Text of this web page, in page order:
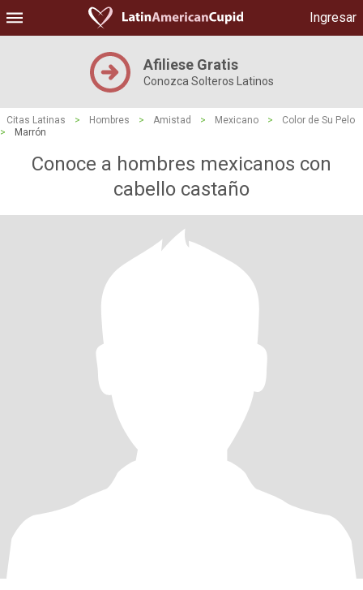
Ingresar
Afiliese Gratis
Conozca Solteros Latinos
Citas Latinas > Hombres > Amistad > Mexicano >
Color de Su Pelo
>
Marrón
Conoce a hombres mexicanos con
cabello castaño